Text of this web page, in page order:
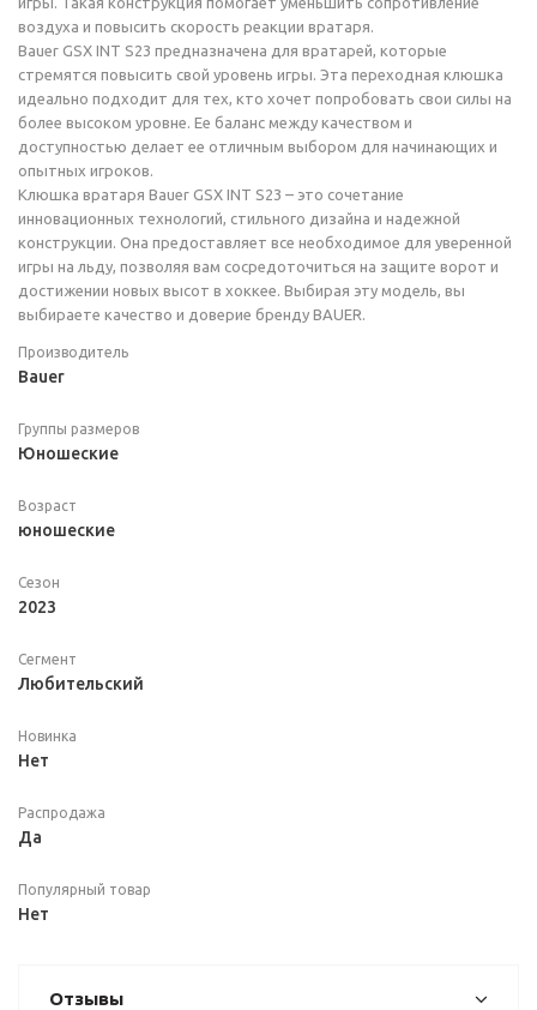
воздуха и повысить скорость реакции вратаря.
Bauer GSX INT S23 предназначена для вратарей, которые
стремятся повысить свой уровень игры. Эта переходная клюшка
идеально подходит для тех, кто хочет попробовать свои силы на
более высоком уровне. Ее баланс между качеством и
доступностью делает ее отличным выбором для начинающих и
опытных игроков.
Клюшка вратаря Bauer GSX INT S23 – это сочетание
инновационных технологий, стильного дизайна и надежной
конструкции. Она предоставляет все необходимое для уверенной
игры на льду, позволяя вам сосредоточиться на защите ворот и
достижении новых высот в хоккее. Выбирая эту модель, вы
выбираете качество и доверие бренду BAUER.
Производитель
Bauer
Группы размеров
Юношеские
Возраст
юношеские
Сезон
2023
Сегмент
Любительский
Новинка
Нет
Распродажа
Да
Популярный товар
Нет
Отзывы